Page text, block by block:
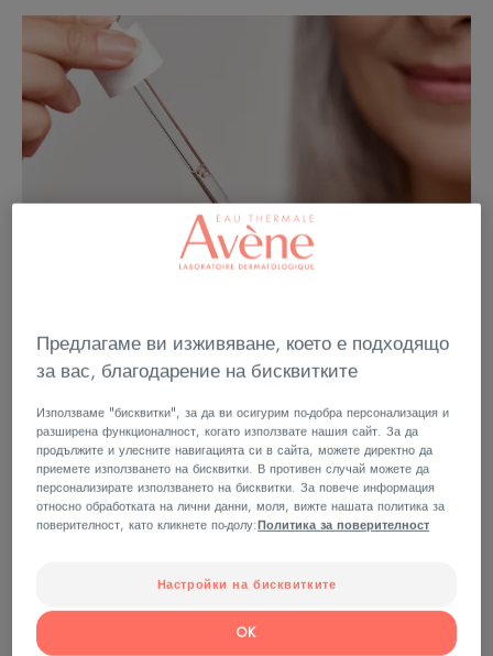
Каква е ролята на серума
против стареене?
Предлагаме ви изживяване, което е подходящо
за вас, благодарение на бисквитките
Използваме "бисквитки", за да ви осигурим по-добра персонализация и
разширена функционалност, когато използвате нашия сайт. За да
продължите и улесните навигацията си в сайта, можете директно да
приемете използването на бисквитки. В противен случай можете да
персонализирате използването на бисквитки. За повече информация
относно обработката на лични данни, моля, вижте нашата политика за
поверителност, като кликнете по-долу: Политика за поверителност
Настройки на бисквитките
OK